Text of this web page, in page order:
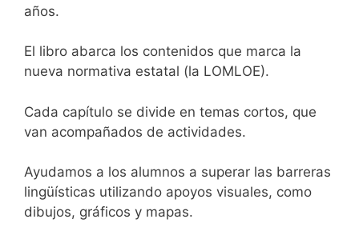
años.
El libro abarca los contenidos que marca la
nueva normativa estatal (la LOMLOE).
Cada capítulo se divide en temas cortos, que
van acompañados de actividades.
Ayudamos a los alumnos a superar las barreras
lingüísticas utilizando apoyos visuales, como
dibujos, gráficos y mapas.